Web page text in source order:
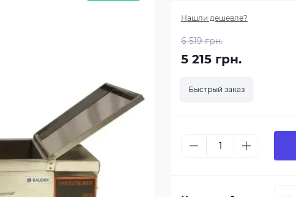
Нашли дешевле?
6 519 грн.
5 215 грн.
Быстрый заказ